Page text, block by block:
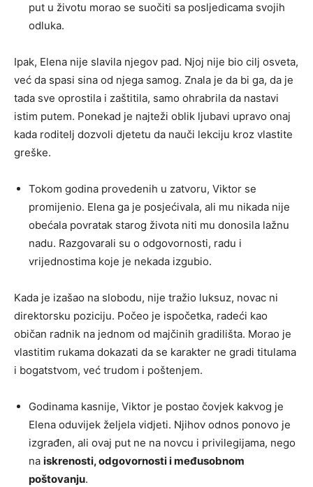
put u životu morao se suočiti sa posljedicama svojih
odluka.
Ipak, Elena nije slavila njegov pad. Njoj nije bio cilj osveta,
već da spasi sina od njega samog. Znala je da bi ga, da je
tada sve oprostila i zaštitila, samo ohrabrila da nastavi
istim putem. Ponekad je najteži oblik ljubavi upravo onaj
kada roditelj dozvoli djetetu da nauči lekciju kroz vlastite
greške.
Tokom godina provedenih u zatvoru, Viktor se
promijenio. Elena ga je posjećivala, ali mu nikada nije
obećala povratak starog života niti mu donosila lažnu
nadu. Razgovarali su o odgovornosti, radu i
vrijednostima koje je nekada izgubio.
Kada je izašao na slobodu, nije tražio luksuz, novac ni
direktorsku poziciju. Počeo je ispočetka, radeći kao
običan radnik na jednom od majčinih gradilišta. Morao je
vlastitim rukama dokazati da se karakter ne gradi titulama
i bogatstvom, već trudom i poštenjem.
Godinama kasnije, Viktor je postao čovjek kakvog je
Elena oduvijek željela vidjeti. Njihov odnos ponovo je
izgrađen, ali ovaj put ne na novcu i privilegijama, nego
na iskrenosti, odgovornosti i međusobnom
poštovanju.